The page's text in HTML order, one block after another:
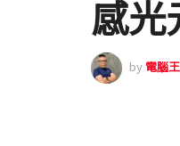
感光
by 電腦